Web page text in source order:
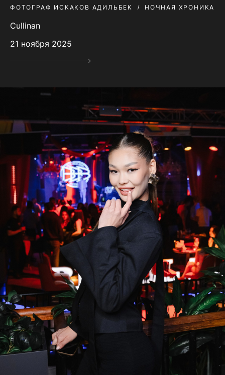
ФОТОГРАФ ИСКАКОВ АДИЛЬБЕК НОЧНАЯ ХРОНИКА
Cullinan
21 ноября 2025